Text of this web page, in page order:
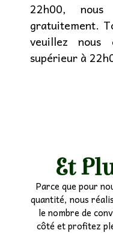
22h00,
gratuitement.
veuillez nous
supérieur à
Et
Parce que pour
quantité, nous
le nombre de
côté et profitez